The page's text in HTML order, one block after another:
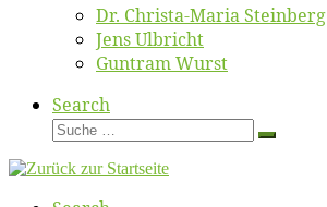
Dr. Chris­­ta-Ma­ria Steinberg
Jens Ulb­richt
Gun­tram Wurst
Search
Suche
Suche